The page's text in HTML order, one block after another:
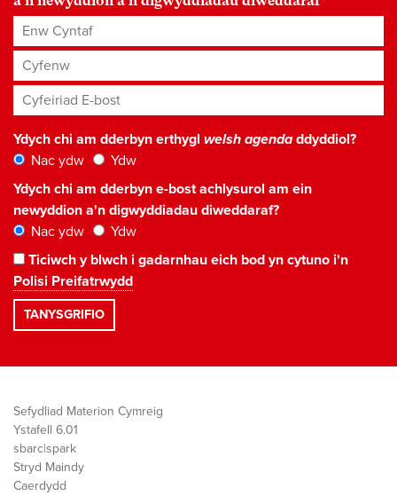
Enw Cyntaf
Cyfenw
Cyfeiriad E-bost*
Ydych chi am dderbyn erthygl welsh agendaddyddiol?
Nac ydw
Ydw
Ydych chi am dderbyn e-bost achlysurol am ein
newyddion a'n digwyddiadau diweddaraf?
Nac ydw
Ydw
Ticiwch y blwch i gadarnhau eich bod yn cytuno i'n
Polisi Preifatrwydd
Sefydliad Materion Cymreig
Ystafell 6.01
sbarc|spark
Stryd Maindy
Caerdydd